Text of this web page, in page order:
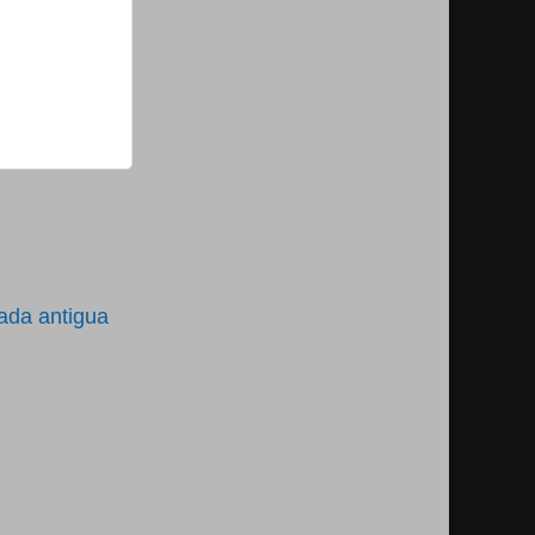
antigua